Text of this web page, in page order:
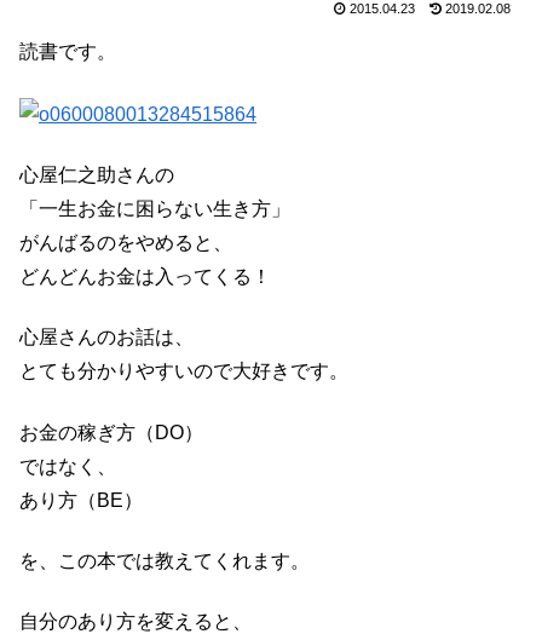
2015.04.23 2019.02.08
読書です。
心屋仁之助さんの
「一生お金に困らない生き方」
がんばるのをやめると、
どんどんお金は入ってくる！
心屋さんのお話は、
とても分かりやすいので大好きです。
お金の稼ぎ方（DO）
ではなく、
あり方（BE）
を、この本では教えてくれます。
自分のあり方を変えると、